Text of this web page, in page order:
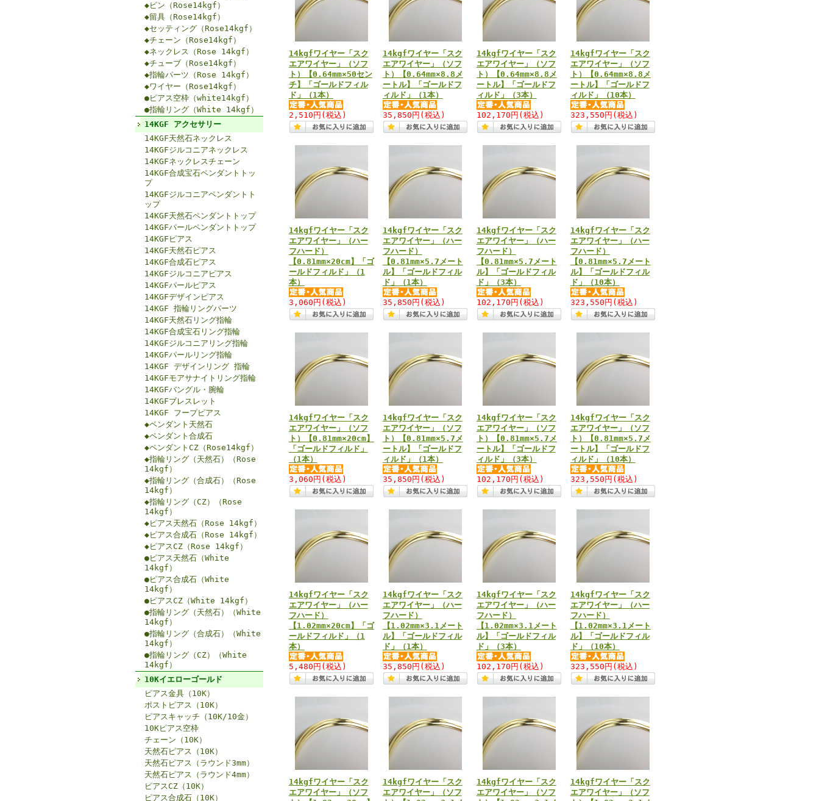
◆ピン（Rose14kgf）
◆留具（Rose14kgf）
◆セッティング（Rose14kgf）
◆チェーン（Rose14kgf）
◆ネックレス（Rose 14kgf）
◆チューブ（Rose14kgf）
◆指輪パーツ（Rose 14kgf）
◆ワイヤー（Rose14kgf）
●ピアス空枠（white14kgf）
●指輪リング（White 14kgf）
14KGF アクセサリー
14KGF天然石ネックレス
14KGFジルコニアネックレス
14KGFネックレスチェーン
14KGF合成宝石ペンダントトッ
プ
14KGFジルコニアペンダントト
ップ
14KGF天然石ペンダントトップ
14KGFパールペンダントトップ
14KGFピアス
14KGF天然石ピアス
14KGF合成石ピアス
14KGFジルコニアピアス
14KGFパールピアス
14KGFデザインピアス
14KGF 指輪リングパーツ
14KGF天然石リング指輪
14KGF合成宝石リング指輪
14KGFジルコニアリング指輪
14KGFパールリング指輪
14KGF デザインリング 指輪
14KGFモアサナイトリング指輪
14KGFバングル・腕輪
14KGFブレスレット
14KGF フープピアス
◆ペンダント天然石
◆ペンダント合成石
◆ペンダントCZ（Rose14kgf）
◆指輪リング（天然石）（Rose
14kgf）
◆指輪リング（合成石）（Rose
14kgf）
◆指輪リング（CZ）（Rose
14kgf）
◆ピアス天然石（Rose 14kgf）
◆ピアス合成石（Rose 14kgf）
◆ピアスCZ（Rose 14kgf）
●ピアス天然石（White
14kgf）
●ピアス合成石（White
14kgf）
●ピアスCZ（White 14kgf）
●指輪リング（天然石）（White
14kgf）
●指輪リング（合成石）（White
14kgf）
●指輪リング（CZ）（White
14kgf）
10Kイエローゴールド
ピアス金具（10K）
ポストピアス（10K）
ピアスキャッチ（10K/10金）
10Kピアス空枠
チェーン（10K）
天然石ピアス（10K）
天然石ピアス（ラウンド3mm）
天然石ピアス（ラウンド4mm）
ピアスCZ（10K）
ピアス合成石（10K）
14kgfワイヤー「スク
エアワイヤー」（ソフ
ト）【0.64mm×50セン
チ】「ゴールドフィル
ド」（1本）
2,510円 (税込)
14kgfワイヤー「スク
エアワイヤー」（ソフ
ト）【0.64mm×8.8メ
ートル】「ゴールドフ
ィルド」（1本）
35,850円 (税込)
14kgfワイヤー「スク
エアワイヤー」（ソフ
ト）【0.64mm×8.8メ
ートル】「ゴールドフ
ィルド」（3本）
102,170円 (税込)
14kgfワイヤー「スク
エアワイヤー」（ソフ
ト）【0.64mm×8.8メ
ートル】「ゴールドフ
ィルド」（10本）
323,550円 (税込)
14kgfワイヤー「スク
エアワイヤー」（ハー
フハード）
【0.81mm×20cm】「ゴ
ールドフィルド」（1
本）
3,060円 (税込)
14kgfワイヤー「スク
エアワイヤー」（ハー
フハード）
【0.81mm×5.7メート
ル】「ゴールドフィル
ド」（1本）
35,850円 (税込)
14kgfワイヤー「スク
エアワイヤー」（ハー
フハード）
【0.81mm×5.7メート
ル】「ゴールドフィル
ド」（3本）
102,170円 (税込)
14kgfワイヤー「スク
エアワイヤー」（ハー
フハード）
【0.81mm×5.7メート
ル】「ゴールドフィル
ド」（10本）
323,550円 (税込)
14kgfワイヤー「スク
エアワイヤー」（ソフ
ト）【0.81mm×20cm】
「ゴールドフィルド」
（1本）
3,060円 (税込)
14kgfワイヤー「スク
エアワイヤー」（ソフ
ト）【0.81mm×5.7メ
ートル】「ゴールドフ
ィルド」（1本）
35,850円 (税込)
14kgfワイヤー「スク
エアワイヤー」（ソフ
ト）【0.81mm×5.7メ
ートル】「ゴールドフ
ィルド」（3本）
102,170円 (税込)
14kgfワイヤー「スク
エアワイヤー」（ソフ
ト）【0.81mm×5.7メ
ートル】「ゴールドフ
ィルド」（10本）
323,550円 (税込)
14kgfワイヤー「スク
エアワイヤー」（ハー
フハード）
【1.02mm×20cm】「ゴ
ールドフィルド」（1
本）
5,480円 (税込)
14kgfワイヤー「スク
エアワイヤー」（ハー
フハード）
【1.02mm×3.1メート
ル】「ゴールドフィル
ド」（1本）
35,850円 (税込)
14kgfワイヤー「スク
エアワイヤー」（ハー
フハード）
【1.02mm×3.1メート
ル】「ゴールドフィル
ド」（3本）
102,170円 (税込)
14kgfワイヤー「スク
エアワイヤー」（ハー
フハード）
【1.02mm×3.1メート
ル】「ゴールドフィル
ド」（10本）
323,550円 (税込)
14kgfワイヤー「スク
エアワイヤー」（ソフ
14kgfワイヤー「スク
エアワイヤー」（ソフ
14kgfワイヤー「スク
エアワイヤー」（ソフ
14kgfワイヤー「スク
エアワイヤー」（ソフ